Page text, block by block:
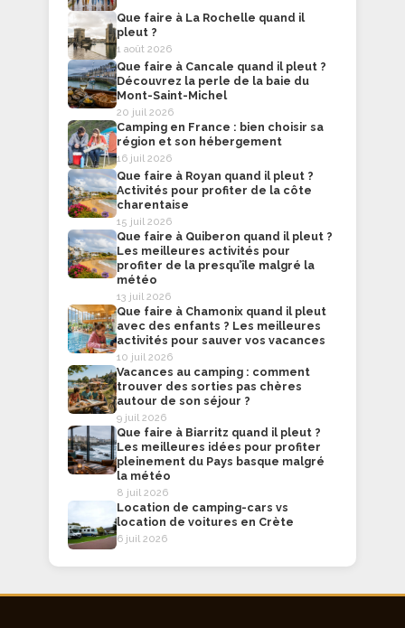
Que faire à La Rochelle quand il
pleut ?
1 août 2026
Que faire à Cancale quand il pleut ?
Découvrez la perle de la baie du
Mont-Saint-Michel
20 juil 2026
Camping en France : bien choisir sa
région et son hébergement
16 juil 2026
Que faire à Royan quand il pleut ?
Activités pour profiter de la côte
charentaise
15 juil 2026
Que faire à Quiberon quand il pleut ?
Les meilleures activités pour
profiter de la presqu’île malgré la
météo
13 juil 2026
Que faire à Chamonix quand il pleut
avec des enfants ? Les meilleures
activités pour sauver vos vacances
10 juil 2026
Vacances au camping : comment
trouver des sorties pas chères
autour de son séjour ?
9 juil 2026
Que faire à Biarritz quand il pleut ?
Les meilleures idées pour profiter
pleinement du Pays basque malgré
la météo
8 juil 2026
Location de camping-cars vs
location de voitures en Crète
6 juil 2026